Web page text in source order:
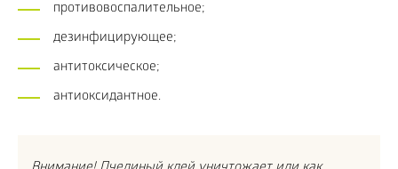
противовоспалительное;
дезинфицирующее;
антитоксическое;
антиоксидантное.